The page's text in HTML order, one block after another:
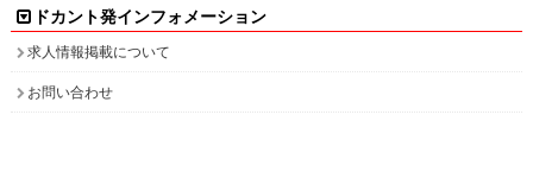
ドカント発インフォメーション
求人情報掲載について
お問い合わせ